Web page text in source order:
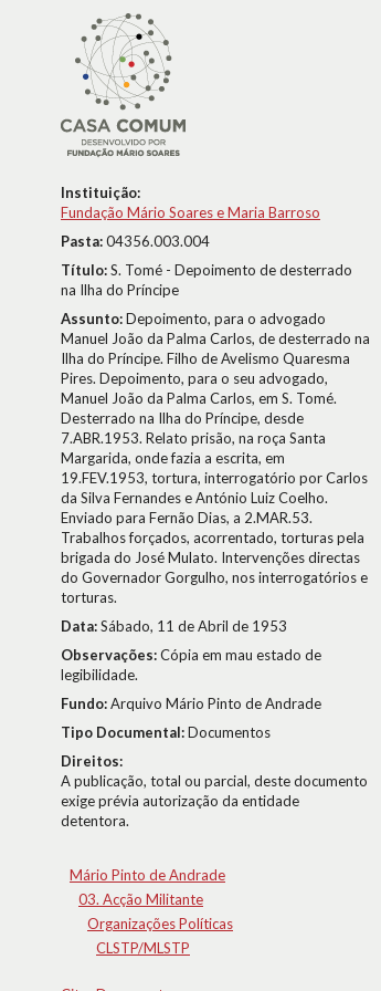
Instituição:
Fundação Mário Soares e Maria Barroso
Pasta:04356.003.004
Título:S. Tomé - Depoimento de desterrado
na Ilha do Príncipe
Assunto:Depoimento, para o advogado
Manuel João da Palma Carlos, de desterrado na
Ilha do Príncipe. Filho de Avelismo Quaresma
Pires. Depoimento, para o seu advogado,
Manuel João da Palma Carlos, em S. Tomé.
Desterrado na Ilha do Príncipe, desde
7.ABR.1953. Relato prisão, na roça Santa
Margarida, onde fazia a escrita, em
19.FEV.1953, tortura, interrogatório por Carlos
da Silva Fernandes e António Luiz Coelho.
Enviado para Fernão Dias, a 2.MAR.53.
Trabalhos forçados, acorrentado, torturas pela
brigada do José Mulato. Intervenções directas
do Governador Gorgulho, nos interrogatórios e
torturas.
Data:Sábado, 11 de Abril de 1953
Observações:Cópia em mau estado de
legibilidade.
Fundo:Arquivo Mário Pinto de Andrade
Tipo Documental:Documentos
Direitos:
A publicação, total ou parcial, deste documento
exige prévia autorização da entidade
detentora.
Mário Pinto de Andrade
03. Acção Militante
Organizações Políticas
CLSTP/MLSTP